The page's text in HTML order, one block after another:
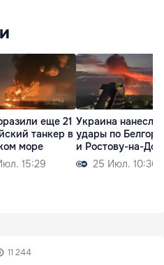
еще 21
танкер в
море
15:29
Украина нанесла
удары по
и Ростову-на-
25 Июл. 10:30
11 244